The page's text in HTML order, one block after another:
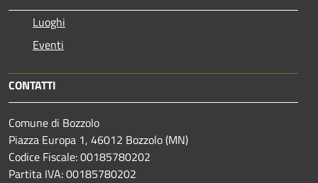
Luoghi
Eventi
CONTATTI
Comune di Bozzolo
Piazza Europa 1, 46012 Bozzolo (MN)
Codice Fiscale: 00185780202
Partita IVA: 00185780202